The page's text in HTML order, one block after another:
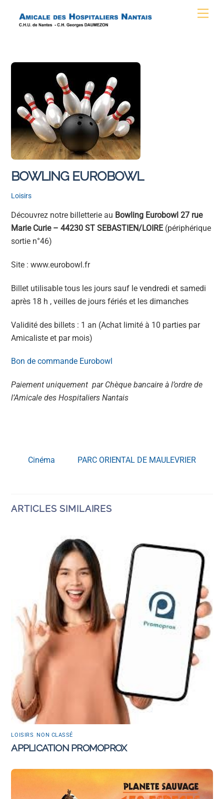
BOWLING EUROBOWL
Loisirs
Découvrez notre billetterie au Bowling Eurobowl 27 rue
Marie Curie – 44230 ST SEBASTIEN/LOIRE(périphérique
sortie n°46)
Site : www.eurobowl.fr
Billet utilisable tous les jours sauf le vendredi et samedi
après 18 h , veilles de jours fériés et les dimanches
Validité des billets : 1 an (Achat limité à 10 parties par
Amicaliste et par mois)
Bon de commande Eurobowl
Paiement uniquement par Chèque bancaire à l’ordre de
l’Amicale des Hospitaliers Nantais
Cinéma PARC ORIENTAL DE MAULEVRIER
ARTICLES SIMILAIRES
LOISIRS NON CLASSÉ
APPLICATION PROMOPROX